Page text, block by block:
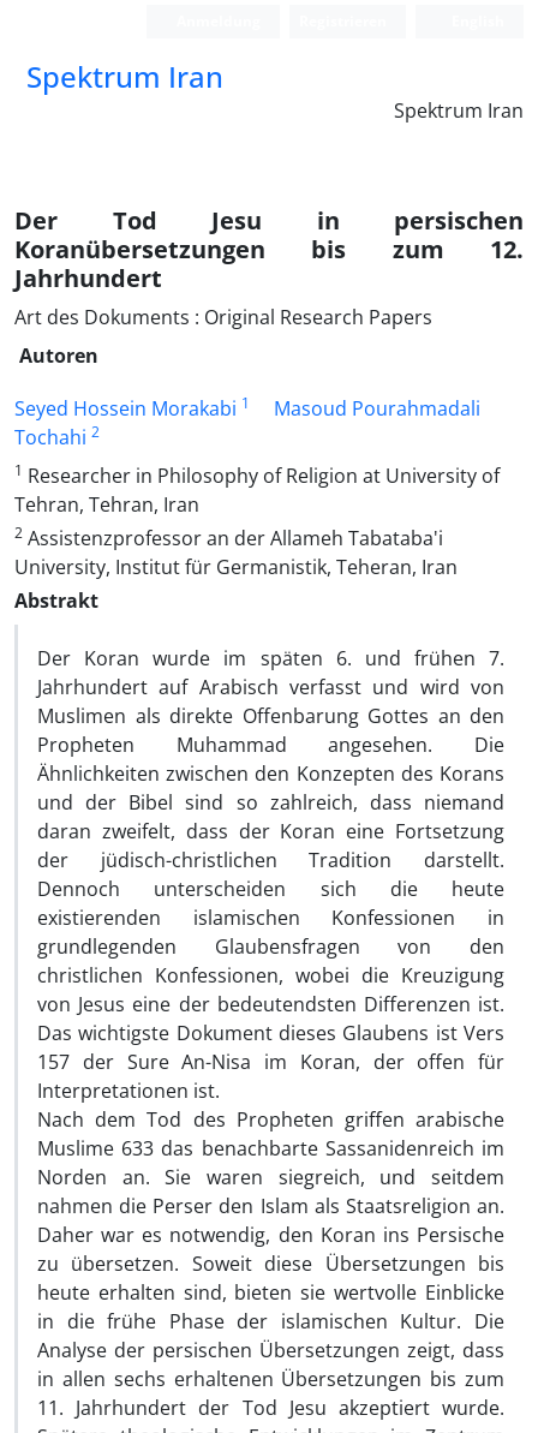
Spektrum Iran
Spektrum Iran
Der Tod Jesu in persischen
Koranübersetzungen bis zum 12.
Jahrhundert
Art des Dokuments : Original Research Papers
Autoren
Seyed Hossein Morakabi 1
Masoud Pourahmadali
Tochahi 2
1 Researcher in Philosophy of Religion at University of
Tehran, Tehran, Iran
2 Assistenzprofessor an der Allameh Tabataba'i
University, Institut für Germanistik, Teheran, Iran
Abstrakt
Der Koran wurde im späten 6. und frühen 7.
Jahrhundert auf Arabisch verfasst und wird von
Muslimen als direkte Offenbarung Gottes an den
Propheten Muhammad angesehen. Die
Ähnlichkeiten zwischen den Konzepten des Korans
und der Bibel sind so zahlreich, dass niemand
daran zweifelt, dass der Koran eine Fortsetzung
der jüdisch-christlichen Tradition darstellt.
Dennoch unterscheiden sich die heute
existierenden islamischen Konfessionen in
grundlegenden Glaubensfragen von den
christlichen Konfessionen, wobei die Kreuzigung
von Jesus eine der bedeutendsten Differenzen ist.
Das wichtigste Dokument dieses Glaubens ist Vers
157 der Sure An-Nisa im Koran, der offen für
Interpretationen ist.
Nach dem Tod des Propheten griffen arabische
Muslime 633 das benachbarte Sassanidenreich im
Norden an. Sie waren siegreich, und seitdem
nahmen die Perser den Islam als Staatsreligion an.
Daher war es notwendig, den Koran ins Persische
zu übersetzen. Soweit diese Übersetzungen bis
heute erhalten sind, bieten sie wertvolle Einblicke
in die frühe Phase der islamischen Kultur. Die
Analyse der persischen Übersetzungen zeigt, dass
in allen sechs erhaltenen Übersetzungen bis zum
11. Jahrhundert der Tod Jesu akzeptiert wurde.